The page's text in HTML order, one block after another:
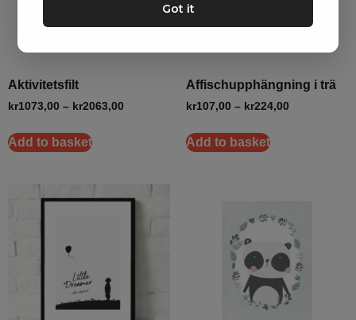
Aktivitetsfilt
kr1073,00 – kr2063,00
Add to basket
Affischupphängning i trä
kr107,00 – kr224,00
Add to basket
Got it